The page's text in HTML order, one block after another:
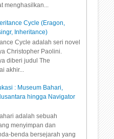
menghasilkan...
Cycle (Eragon,
Inheritance)
Cycle adalah seri novel
Christopher Paolini.
diberi judul The
akhir...
: Museum Bahari,
hingga Navigator
adalah sebuah
menyimpan dan
benda bersejarah yang